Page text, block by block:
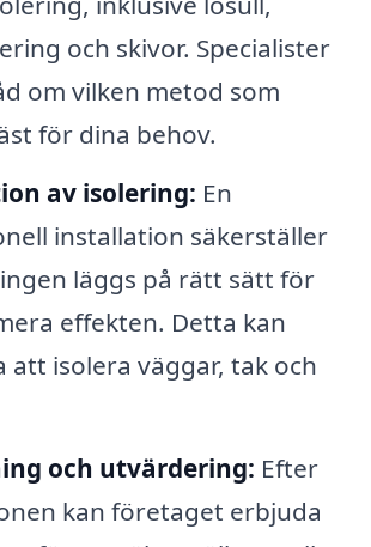
och skivor. Specialister
om vilken metod som
för dina behov.
av isolering: En
installation säkerställer
läggs på rätt sätt för
effekten. Detta kan
att isolera väggar, tak och
och utvärdering: Efter
kan företaget erbjuda